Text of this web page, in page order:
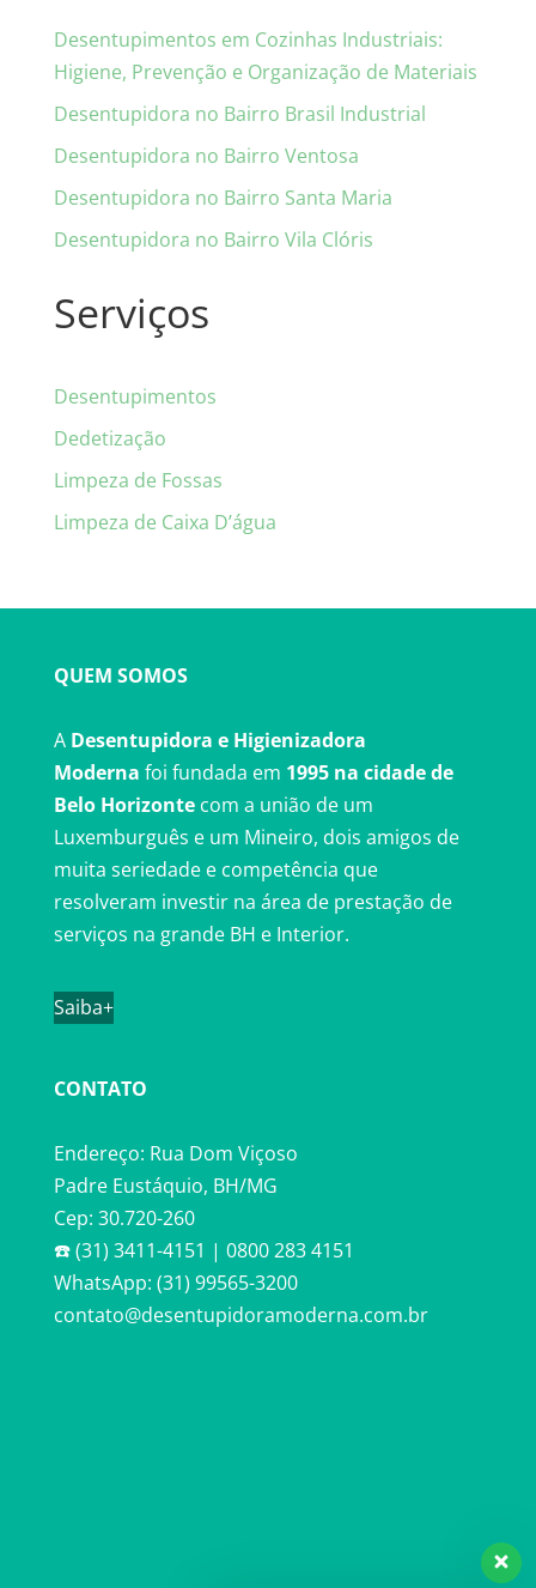
Desentupimentos em Cozinhas Industriais:
Higiene, Prevenção e Organização de Materiais
Desentupidora no Bairro Brasil Industrial
Desentupidora no Bairro Ventosa
Desentupidora no Bairro Santa Maria
Desentupidora no Bairro Vila Clóris
Serviços
Desentupimentos
Dedetização
Limpeza de Fossas
Limpeza de Caixa D’água
QUEM SOMOS
A Desentupidora e Higienizadora
Moderna foi fundada em 1995 na cidade de
Belo Horizontecom a união de um
Luxemburguês e um Mineiro, dois amigos de
muita seriedade e competência que
resolveram investir na área de prestação de
serviços na grande BH e Interior.
Saiba+
CONTATO
Endereço: Rua Dom Viçoso
Padre Eustáquio, BH/MG
Cep: 30.720-260
☎️ (31) 3411-4151 | 0800 283 4151
WhatsApp: (31) 99565-3200
contato@desentupidoramoderna.com.br